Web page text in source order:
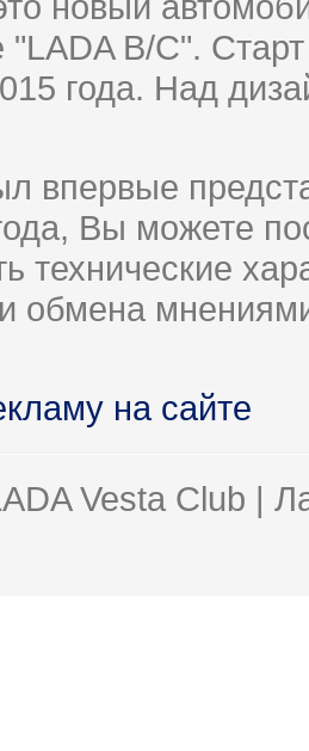
B/C".
года. Над
впервые
Вы можете
технические
обмена
на сайте
Vesta Club |